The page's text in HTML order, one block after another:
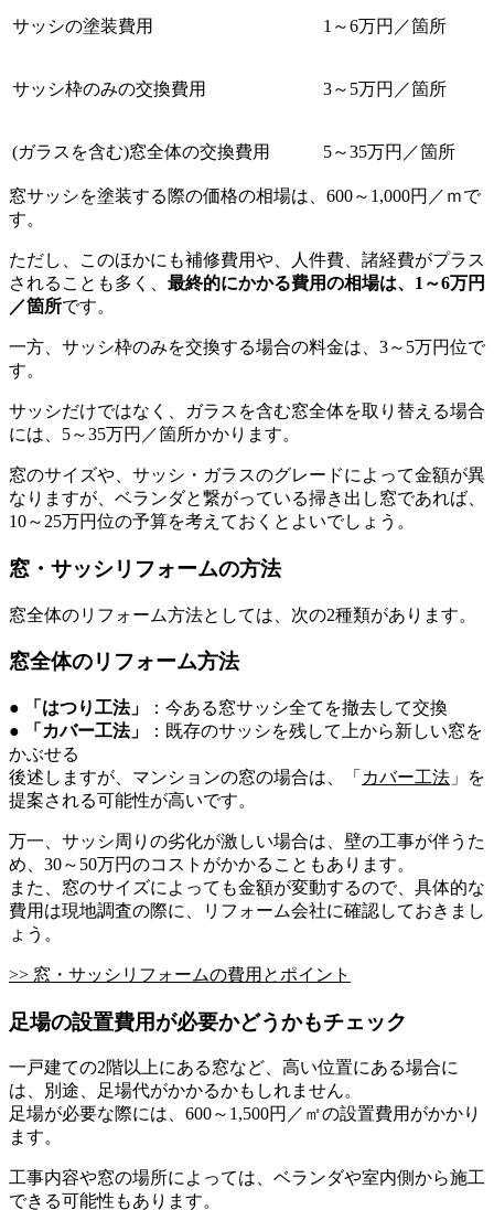
サッシの塗装費用 1～6万円／箇所
サッシ枠のみの交換費用 3～5万円／箇所
(ガラスを含む)窓全体の交換費用 5～35万円／箇所
窓サッシを塗装する際の価格の相場は、600～1,000円／ｍで
す。
ただし、このほかにも補修費用や、人件費、諸経費がプラス
されることも多く、 最終的にかかる費用の相場は、1～6万円
／箇所です。
一方、サッシ枠のみを交換する場合の料金は、3～5万円位で
す。
サッシだけではなく、ガラスを含む窓全体を取り替える場合
には、5～35万円／箇所かかります。
窓のサイズや、サッシ・ガラスのグレードによって金額が異
なりますが、ベランダと繋がっている掃き出し窓であれば、
10～25万円位の予算を考えておくとよいでしょう。
窓・サッシリフォームの方法
窓全体のリフォーム方法としては、次の2種類があります。
窓全体のリフォーム方法
● 「はつり工法」
：今ある窓サッシ全てを撤去して交換
●
「カバー工法」
：既存のサッシを残して上から新しい窓を
かぶせる
後述しますが、マンションの窓の場合は、「 カバー工法 」を
提案される可能性が高いです。
万一、サッシ周りの劣化が激しい場合は、壁の工事が伴うた
め、30～50万円のコストがかかることもあります。
また、窓のサイズによっても金額が変動するので、具体的な
費用は現地調査の際に、リフォーム会社に確認しておきまし
ょう。
>> 窓・サッシリフォームの費用とポイント
足場の設置費用が必要かどうかもチェック
一戸建ての2階以上にある窓など、高い位置にある場合に
は、別途、足場代がかかるかもしれません。
足場が必要な際には、600～1,500円／㎡の設置費用がかかり
ます。
工事内容や窓の場所によっては、ベランダや室内側から施工
できる可能性もあります。